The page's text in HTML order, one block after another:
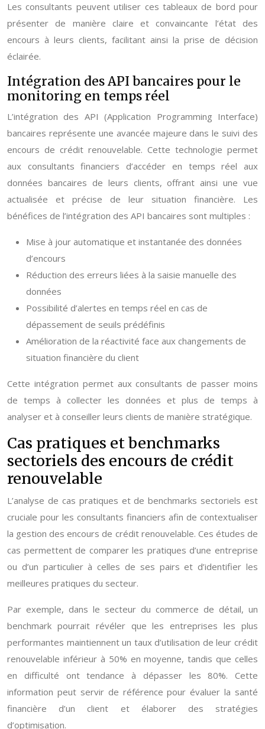
Les consultants peuvent utiliser ces tableaux de bord pour
présenter de manière claire et convaincante l’état des
encours à leurs clients, facilitant ainsi la prise de décision
éclairée.
Intégration des API bancaires pour le
monitoring en temps réel
L’intégration des API (Application Programming Interface)
bancaires représente une avancée majeure dans le suivi des
encours de crédit renouvelable. Cette technologie permet
aux consultants financiers d’accéder en temps réel aux
données bancaires de leurs clients, offrant ainsi une vue
actualisée et précise de leur situation financière. Les
bénéfices de l’intégration des API bancaires sont multiples :
Mise à jour automatique et instantanée des données
d’encours
Réduction des erreurs liées à la saisie manuelle des
données
Possibilité d’alertes en temps réel en cas de
dépassement de seuils prédéfinis
Amélioration de la réactivité face aux changements de
situation financière du client
Cette intégration permet aux consultants de passer moins
de temps à collecter les données et plus de temps à
analyser et à conseiller leurs clients de manière stratégique.
Cas pratiques et benchmarks
sectoriels des encours de crédit
renouvelable
L’analyse de cas pratiques et de benchmarks sectoriels est
cruciale pour les consultants financiers afin de contextualiser
la gestion des encours de crédit renouvelable. Ces études de
cas permettent de comparer les pratiques d’une entreprise
ou d’un particulier à celles de ses pairs et d’identifier les
meilleures pratiques du secteur.
Par exemple, dans le secteur du commerce de détail, un
benchmark pourrait révéler que les entreprises les plus
performantes maintiennent un taux d’utilisation de leur crédit
renouvelable inférieur à 50% en moyenne, tandis que celles
en difficulté ont tendance à dépasser les 80%. Cette
information peut servir de référence pour évaluer la santé
financière d’un client et élaborer des stratégies
d’optimisation.